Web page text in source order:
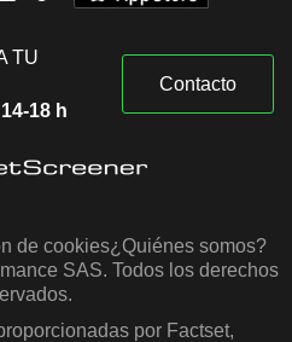
TU
18 h
Contacto
de cookies¿Quiénes somos?
SAS. Todos los derechos
por Factset,